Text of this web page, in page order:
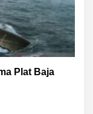
Plat Baja